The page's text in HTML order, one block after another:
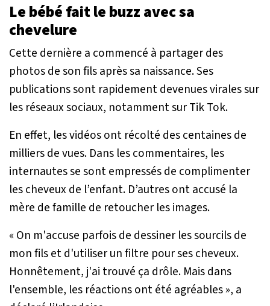
Le bébé fait le buzz avec sa
chevelure
Cette dernière a commencé à partager des
photos de son fils après sa naissance. Ses
publications sont rapidement devenues virales sur
les réseaux sociaux, notamment sur Tik Tok.
En effet, les vidéos ont récolté des centaines de
milliers de vues. Dans les commentaires, les
internautes se sont empressés de complimenter
les cheveux de l’enfant. D’autres ont accusé la
mère de famille de retoucher les images.
« On m'accuse parfois de dessiner les sourcils de
mon fils et d'utiliser un filtre pour ses cheveux.
Honnêtement, j'ai trouvé ça drôle. Mais dans
l'ensemble, les réactions ont été agréables», a